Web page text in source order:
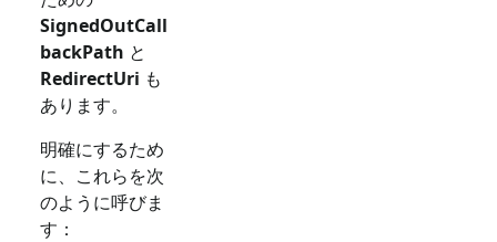
SignedOutCall
backPath と
RedirectUri も
あります。
明確にするため
に、これらを次
のように呼びま
す：